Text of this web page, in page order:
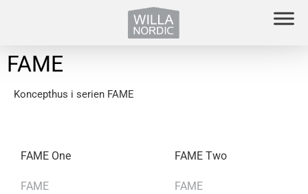
FAME
Koncepthus i serien FAME
FAME One
FAME
FAME Two
FAME